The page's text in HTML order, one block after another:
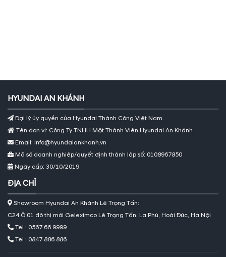
HYUNDAI AN KHÁNH
Đại lý ủy quyền của Hyundai Thành Công Việt Nam.
Tên đơn vị: Công Ty TNHH Một Thành Viên Hyundai An Khánh
Email: info@hyundaiankhanh.vn
Mã số doanh nghiệp/quyết định thành lập số: 0108967850
Ngày cấp: 30/10/2019
ĐỊA CHỈ
Showroom Hyundai An Khánh Lê Trọng Tấn:
C24 Ô 01 đô thị mới Geleximco Lê Trọng Tấn, La Phù, Hoài Đức, Hà Nội
Tel : 0567 66 9999
Tel : 0847 886 886